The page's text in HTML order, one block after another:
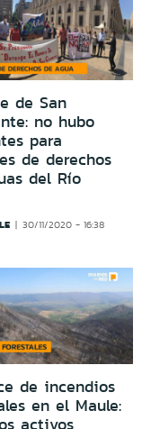
de San
no hubo
para
de derechos
del Río
30/11/2020 - 16:38
de incendios
en el Maule: